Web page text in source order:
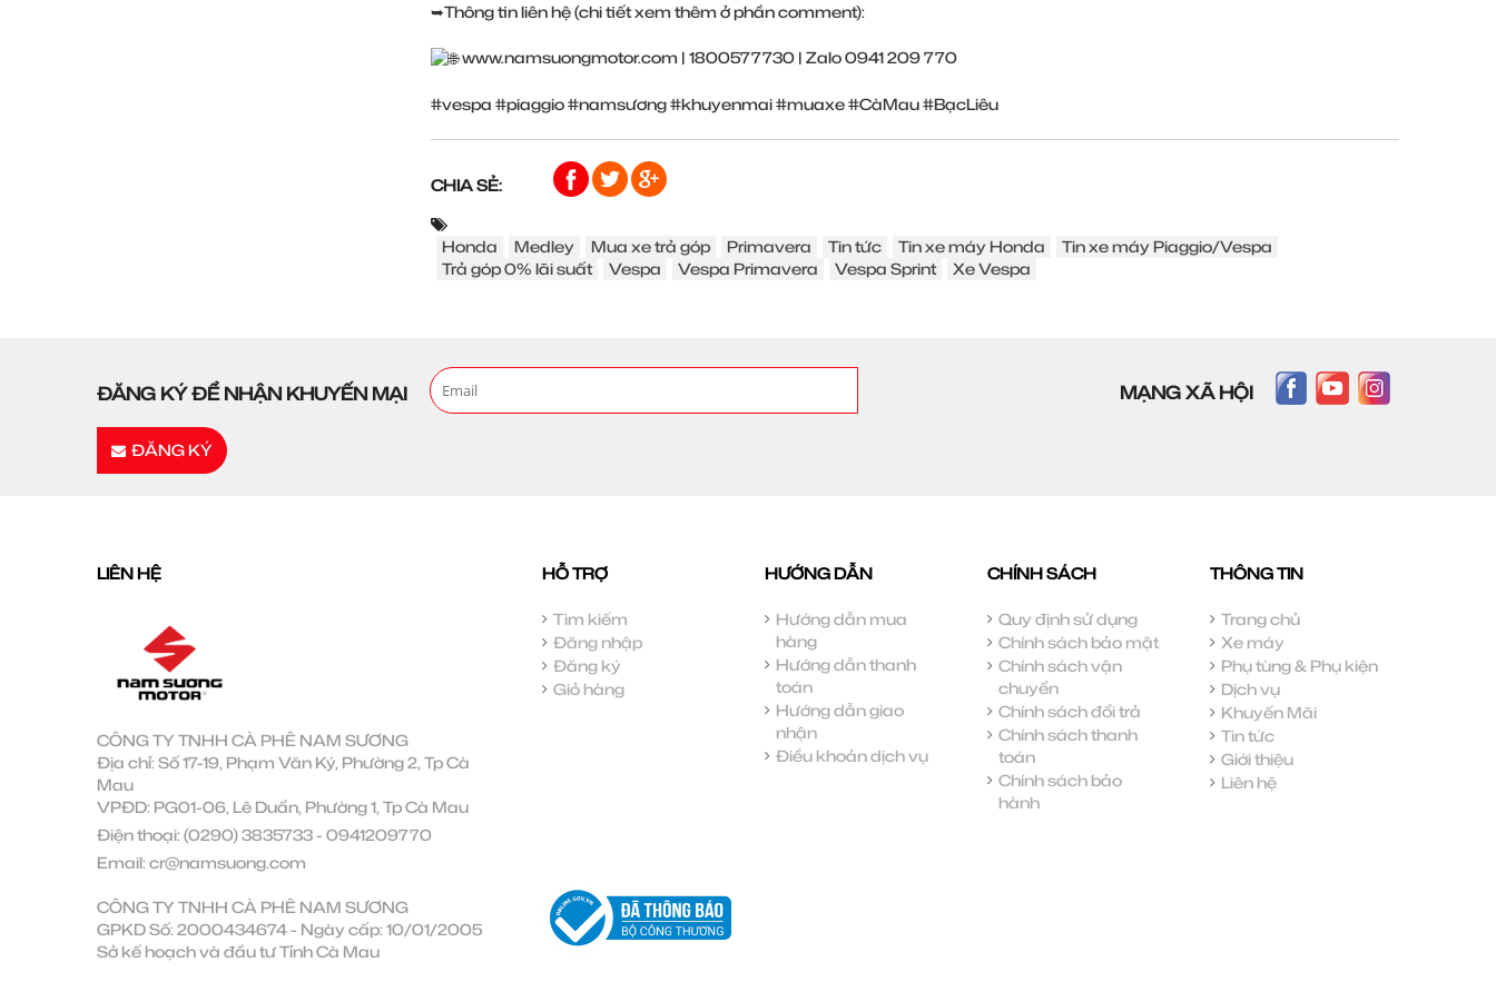
➥Thông tin liên hệ (chi tiết xem thêm ở phần comment):
www.namsuongmotor.com | 1800577730 | Zalo 0941 209 770
#vespa #piaggio#namsương#khuyenmai#muaxe#CàMau#BạcLiêu
CHIA SẺ:
Honda Medley Mua xe trả góp Primavera Tin tức Tin xe máy Honda
Tin xe máy Piaggio/Vespa
Trả góp 0% lãi suất
Vespa Vespa Primavera Vespa Sprint Xe Vespa
ĐĂNG KÝ ĐỂ NHẬN KHUYẾN MẠI
ĐĂNG KÝ
MẠNG XÃ HỘI
LIÊN HỆ
CÔNG TY TNHH CÀ PHÊ NAM SƯƠNG
Địa chỉ: Số 17-19, Phạm Văn Ký, Phường 2, Tp Cà
Mau
VPĐD: PG01-06, Lê Duẩn, Phường 1, Tp Cà Mau
Điện thoại: (0290) 3835733- 0941209770
Email: cr@namsuong.com
CÔNG TY TNHH CÀ PHÊ NAM SƯƠNG
GPKD Số: 2000434674 - Ngày cấp: 10/01/2005
Sở kế hoạch và đầu tư Tỉnh Cà Mau
HỖ TRỢ
Tìm kiếm
Đăng nhập
Đăng ký
Giỏ hàng
HƯỚNG DẪN
Hướng dẫn mua
hàng
Hướng dẫn thanh
toán
Hướng dẫn giao
nhận
Điều khoản dịch vụ
CHÍNH SÁCH
Quy định sử dụng
Chính sách bảo mật
Chính sách vận
chuyển
Chính sách đổi trả
Chính sách thanh
toán
Chính sách bảo
hành
THÔNG TIN
Trang chủ
Xe máy
Phụ tùng & Phụ kiện
Dịch vụ
Khuyến Mãi
Tin tức
Giới thiệu
Liên hệ